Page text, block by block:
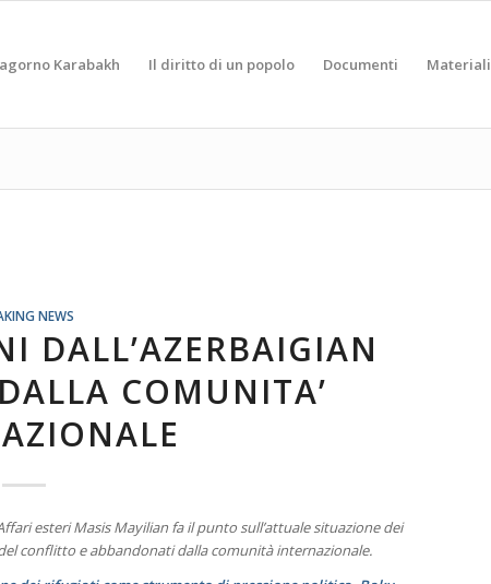
Karabakh Il diritto di un popolo Documenti Materiali
NEWS
DALL’AZERBAIGIAN
COMUNITA’
esteri Masis Mayilian fa il punto sull’attuale situazione dei
conflitto e abbandonati dalla comunità internazionale.